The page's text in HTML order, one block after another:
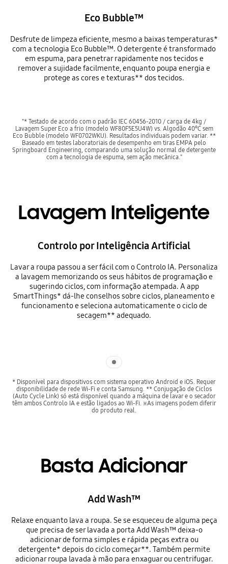
Eco Bubble™
Desfrute de limpeza eficiente, mesmo a baixas temperaturas*
com a tecnologia Eco Bubble™. O detergente é transformado
em espuma, para penetrar rapidamente nos tecidos e
remover a sujidade facilmente, enquanto poupa energia e
protege as cores e texturas** dos tecidos.
"* Testado de acordo com o padrão IEC 60456-2010 / carga de 4kg /
Lavagem Super Eco a frio (modelo WF80F5E5U4W) vs. Algodão 40°C sem
Eco Bubble (modelo WF0702WKU). Resultados individuais podem variar. **
Baseado em testes laboratoriais de desempenho em tiras EMPA pelo
Springboard Engineering, comparando uma solução normal de detergente
com a tecnologia de espuma, sem ação mecânica."
Lavagem Inteligente
Controlo por Inteligência Artificial
Lavar a roupa passou a ser fácil com o Controlo IA. Personaliza
a lavagem memorizando os seus hábitos de programação e
sugerindo ciclos, com informação atempada. A app
SmartThings* dá-lhe conselhos sobre ciclos, planeamento e
funcionamento e seleciona automaticamente o ciclo de
secagem** adequado.
* Disponível para dispositivos com sistema operativo Android e iOS. Requer
disponibilidade de rede Wi-Fi e conta Samsung. ** Conjugação de Ciclos
(Auto Cycle Link) só está disponível quando a máquina de lavar e o secador
têm ambos Controlo IA e estão ligados ao Wi-Fi. ※As imagens podem diferir
do produto real.
Basta Adicionar
Add Wash™
Relaxe enquanto lava a roupa. Se se esqueceu de alguma peça
que precisa de ser lavada a porta Add Wash™ deixa-o
adicionar de forma simples e rápida peças extra ou
detergente* depois do ciclo começar**. Também permite
adicionar roupa lavada à mão para enxaguar ou centrifugar.